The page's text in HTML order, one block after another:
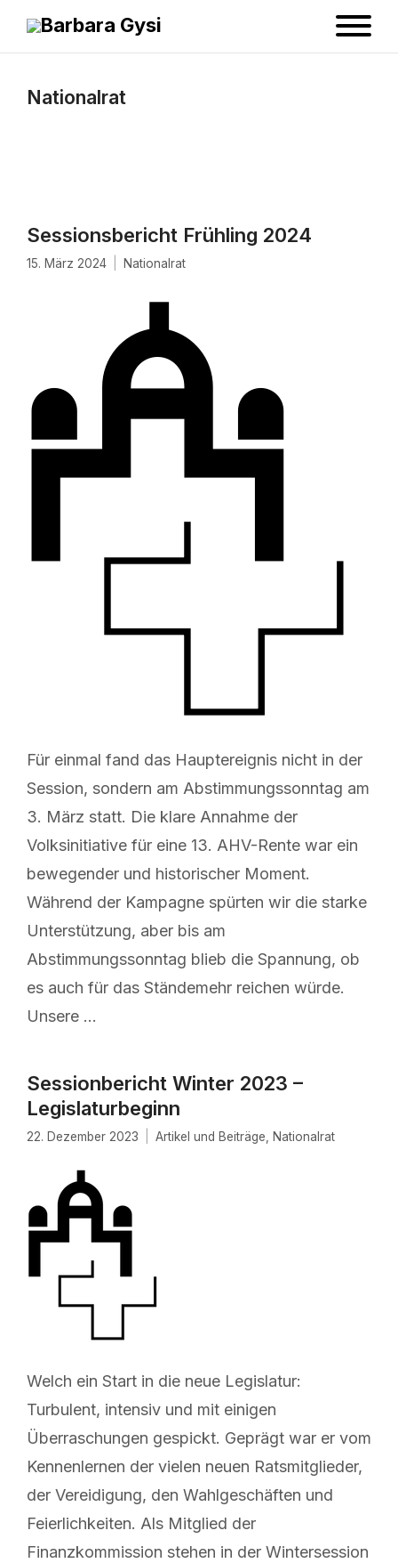
Nationalrat
Sessionsbericht Frühling 2024
15. März 2024 Nationalrat
Für einmal fand das Hauptereignis nicht in der
Session, sondern am Abstimmungssonntag am
3. März statt. Die klare Annahme der
Volksinitiative für eine 13. AHV-Rente war ein
bewegender und historischer Moment.
Während der Kampagne spürten wir die starke
Unterstützung, aber bis am
Abstimmungssonntag blieb die Spannung, ob
es auch für das Ständemehr reichen würde.
Unsere …
Sessionbericht Winter 2023 –
Legislaturbeginn
22. Dezember 2023 Artikel und Beiträge Nationalrat
Welch ein Start in die neue Legislatur:
Turbulent, intensiv und mit einigen
Überraschungen gespickt. Geprägt war er vom
Kennenlernen der vielen neuen Ratsmitglieder,
der Vereidigung, den Wahlgeschäften und
Feierlichkeiten. Als Mitglied der
Finanzkommission stehen in der Wintersession